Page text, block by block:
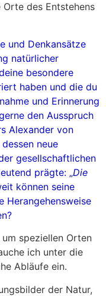
des Entstehens
und Denkansätze
natürlicher
besondere
haben und die du
und Erinnerung
den Ausspruch
Alexander von
neue
gesellschaftlichen
prägte: „Die
können seine
Herangehensweise
um speziellen Orten
ich unter die
Abläufe ein.
der Natur,